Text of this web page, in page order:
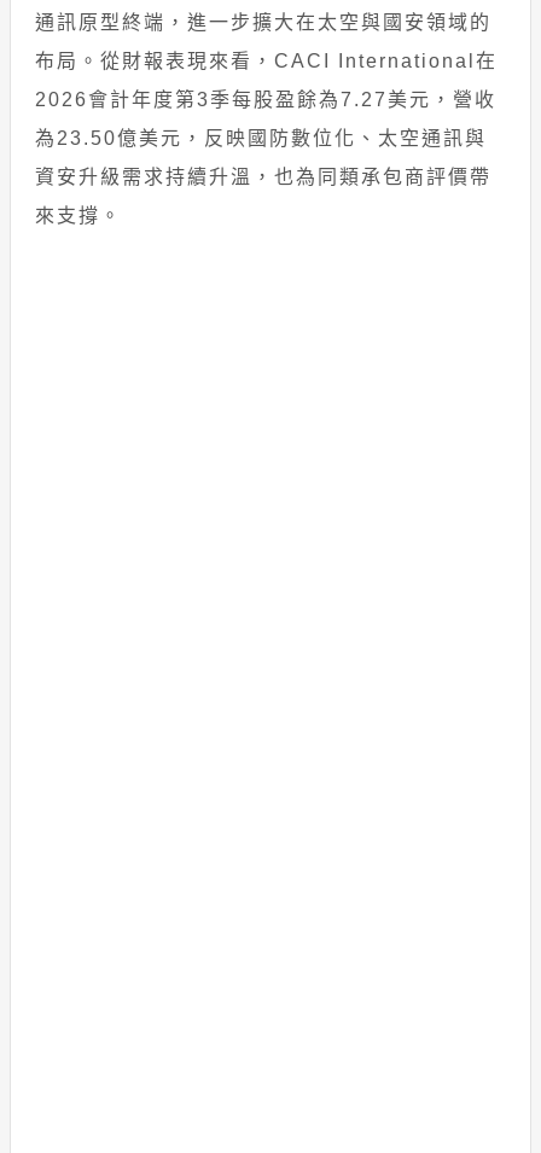
通訊原型終端，進一步擴大在太空與國安領域的
布局。從財報表現來看，CACI International在
2026會計年度第3季每股盈餘為7.27美元，營收
為23.50億美元，反映國防數位化、太空通訊與
資安升級需求持續升溫，也為同類承包商評價帶
來支撐。